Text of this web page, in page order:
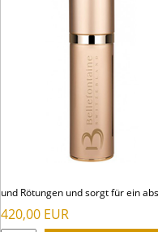
und Rötungen und sorgt für ein
420,00 EUR